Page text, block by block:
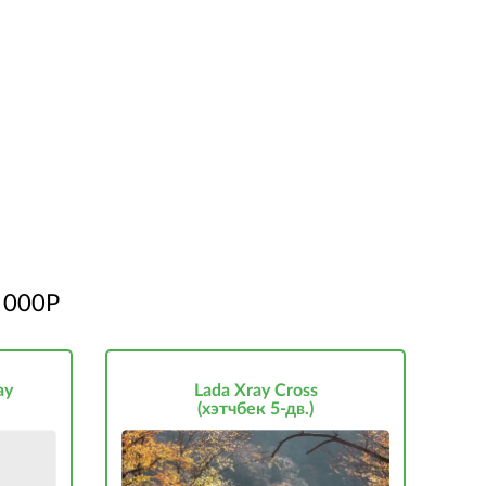
Lada Xray Cross
(хэтчбек 5-дв.)